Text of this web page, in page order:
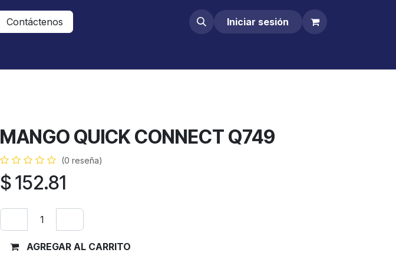
Contáctenos Iniciar sesión
MANGO QUICK CONNECT Q749
(0 reseña)
$152.81
AGREGAR AL CARRITO